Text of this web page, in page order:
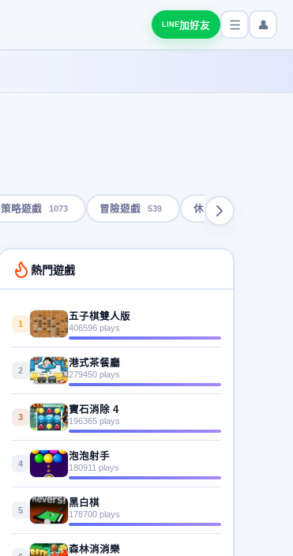
LINE加好友 👤
策略遊戲 1073 冒險遊戲 539 休閒遊戲
熱門遊戲
1
五子棋雙人版
406596 plays
2
港式茶餐廳
279450 plays
3
寶石消除 4
196365 plays
4
泡泡射手
180911 plays
5
黑白棋
178700 plays
森林消消樂